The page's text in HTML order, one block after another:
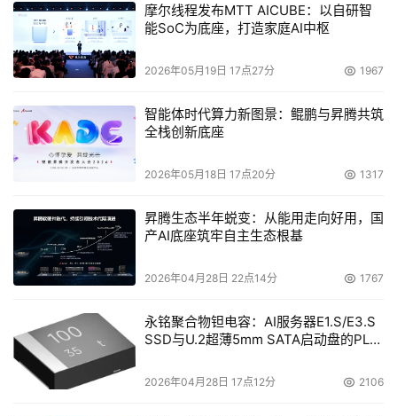
摩尔线程发布MTT AICUBE：以自研智
能SoC为底座，打造家庭AI中枢
2026年05月19日 17点27分 1967
智能体时代算力新图景：鲲鹏与昇腾共筑
全栈创新底座
2026年05月18日 17点20分 1317
昇腾生态半年蜕变：从能用走向好用，国
产AI底座筑牢自主生态根基
2026年04月28日 22点14分 1767
永铭聚合物钽电容：AI服务器E1.S/E3.S
SSD与U.2超薄5mm SATA启动盘的PLP
2026年04月28日 17点12分 2106